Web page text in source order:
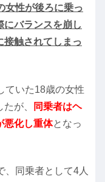
女性が後ろに乗っ
にバランスを崩し
接触されてしまっ
ていた18歳の女性
が、
同乗者はヘ
悪化し重体となっ
、同乗者として4人